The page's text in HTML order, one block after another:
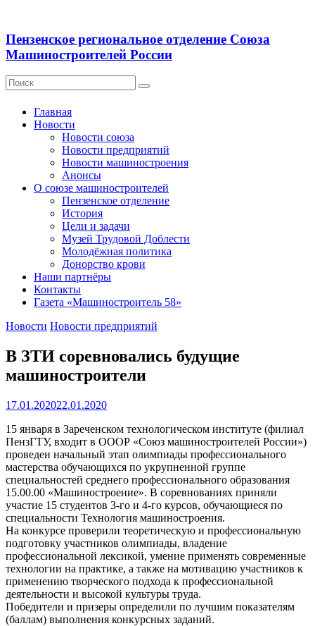
Пензенское региональное отделение Союза
Машиностроителей России
Главная
Новости
Новости союза
Новости предприятий
Новости машиностроения
Анонсы
О союзе машиностроителей
Пензенское отделение
История
Цели и задачи
Музей Трудовой Доблести
Молодёжная политика
Донорство крови
Наши партнёры
Контакты
Газета «Машиностроитель 58»
Новости Новости предприятий
В ЗТИ соревновались будущие
машиностроители
17.01.202022.01.2020
15 января в Зареченском технологическом институте (филиал
ПензГТУ, входит в ОООР «Союз машиностроителей России»)
проведен начальный этап олимпиады профессионального
мастерства обучающихся по укрупненной группе
специальностей среднего профессионального образования
15.00.00 «Машиностроение». В соревнованиях приняли
участие 15 студентов 3-го и 4-го курсов, обучающиеся по
специальности Технология машиностроения.
На конкурсе проверили теоретическую и профессиональную
подготовку участников олимпиады, владение
профессиональной лексикой, умение применять современные
технологии на практике, а также на мотивацию участников к
применению творческого подхода к профессиональной
деятельности и высокой культуры труда.
Победители и призеры определили по лучшим показателям
(баллам) выполнения конкурсных заданий.